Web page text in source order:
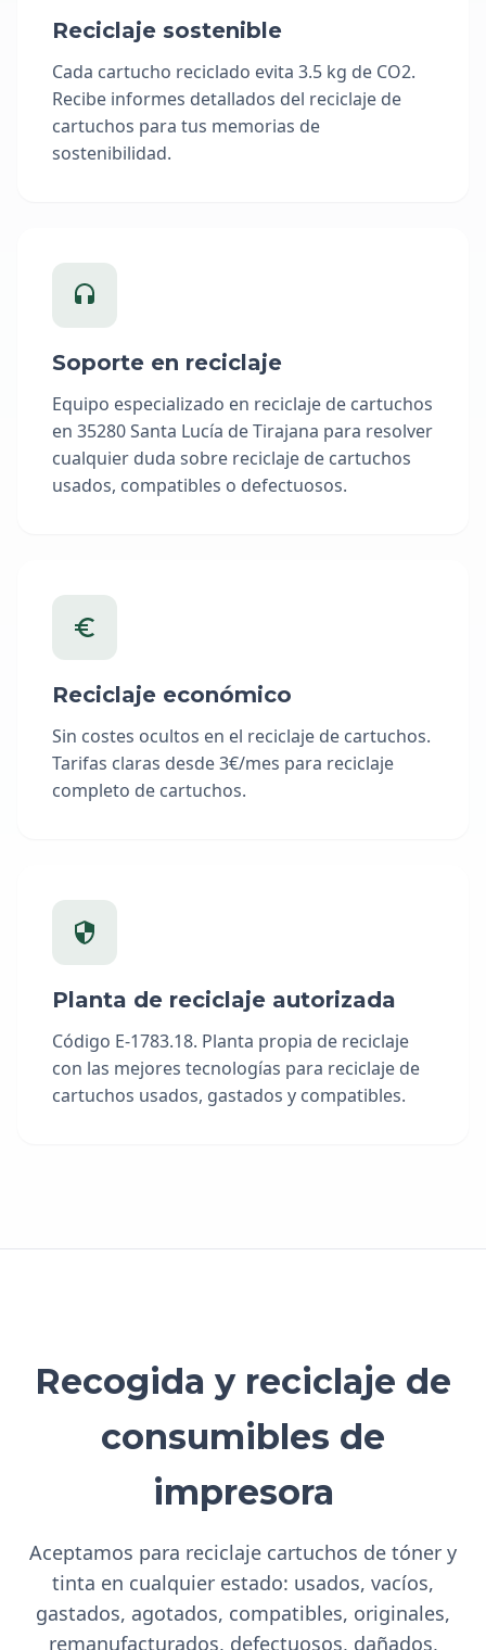
Reciclaje sostenible
Cada cartucho reciclado evita 3.5 kg de CO2.
Recibe informes detallados del reciclaje de
cartuchos para tus memorias de
sostenibilidad.
Soporte en reciclaje
Equipo especializado en reciclaje de cartuchos
en 35280 Santa Lucía de Tirajana para resolver
cualquier duda sobre reciclaje de cartuchos
usados, compatibles o defectuosos.
Reciclaje económico
Sin costes ocultos en el reciclaje de cartuchos.
Tarifas claras desde 3€/mes para reciclaje
completo de cartuchos.
Planta de reciclaje autorizada
Código E-1783.18. Planta propia de reciclaje
con las mejores tecnologías para reciclaje de
cartuchos usados, gastados y compatibles.
Recogida y reciclaje de
consumibles de
impresora
Aceptamos para reciclaje cartuchos de tóner y
tinta en cualquier estado: usados, vacíos,
gastados, agotados, compatibles, originales,
remanufacturados, defectuosos, dañados,